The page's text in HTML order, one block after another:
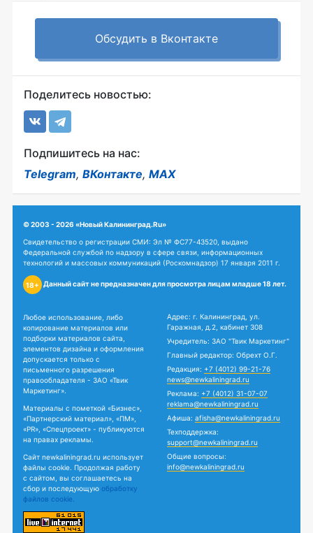
Обсудить в Вконтакте
Поделитесь новостью:
Подпишитесь на нас:
Telegram, ВКонтакте, MAX
© 2003 - 2026 «Новый Калининград.Ru»
Свидетельство о регистрации СМИ: Эл № ФС77-43520, выдано
Федеральной службой по надзору в сфере связи, информационных
технологий и массовых коммуникаций (Роскомнадзор) 17 января 2011 г.
18+ Данный сайт не предназначен для просмотра лицам младше 18 лет.
Любое использование, либо
копирование материалов или
подборки материалов сайта,
элементов дизайна и оформления
допускается только с
письменного разрешения
правообладателя - ЗАО «Твик
Маркетинг».
Материалы с пометкой «Бизнес»,
«Партнерский материал», «ПМ»,
«PR», «Спецпроект» - публикуются
на правах рекламы.
Сайт newkaliningrad.ru использует
файлы cookie. Продолжая работу
с сайтом, вы соглашаетесь на
сбор и последующую обработку
файлов cookie.
Адрес: г. Калининград, ул.
Гаражная, д.2, кабинет 308
Учредитель: ЗАО "Твик Маркетинг"
Главный редактор: Обрехт О.Г.
Редакция: +7 (4012) 99-21-76
news@newkaliningrad.ru
Реклама: +7 (4012) 31-07-07
reklama@newkaliningrad.ru
Афиша: afisha@newkaliningrad.ru
Техподдержка:
support@newkaliningrad.ru
Общие вопросы:
info@newkaliningrad.ru